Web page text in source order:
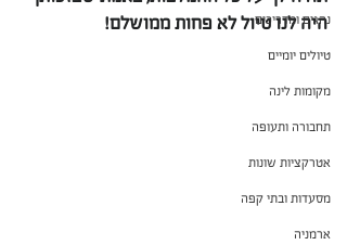
נהגים ומדריכים
טיולים יומיים
מקומות לינה
תחבורה ותעופה
אטרקציות שונות
מסעדות ובתי קפה
ארמניה
היה לנו טיול לא פחות ממושלם!